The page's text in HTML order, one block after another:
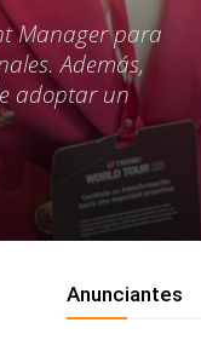
Manager para
Además,
adoptar un
Anunciantes